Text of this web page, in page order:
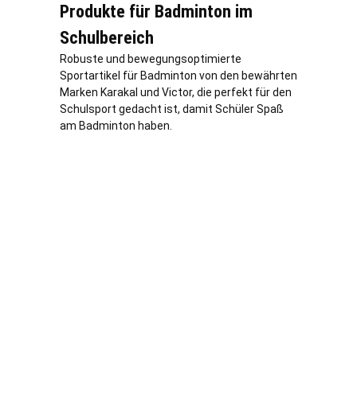
Produkte für Badminton im
Schulbereich
Robuste und bewegungsoptimierte
Sportartikel für Badminton von den bewährten
Marken Karakal und Victor, die perfekt für den
Schulsport gedacht ist, damit Schüler Spaß
am Badminton haben.